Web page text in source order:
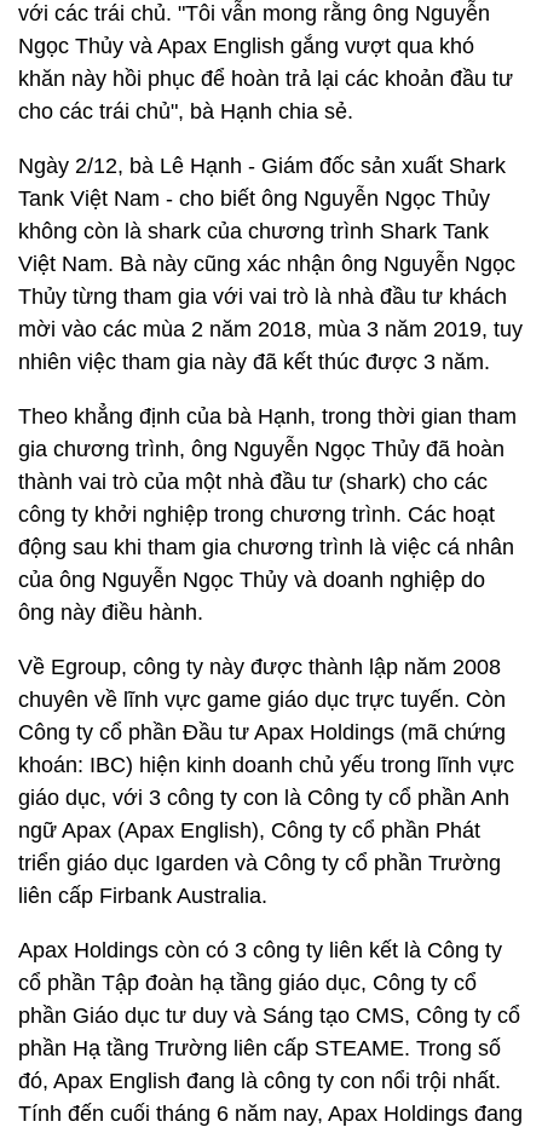
với các trái chủ. "Tôi vẫn mong rằng ông Nguyễn
Ngọc Thủy và Apax English gắng vượt qua khó
khăn này hồi phục để hoàn trả lại các khoản đầu tư
cho các trái chủ", bà Hạnh chia sẻ.
Ngày 2/12, bà Lê Hạnh - Giám đốc sản xuất Shark
Tank Việt Nam - cho biết ông Nguyễn Ngọc Thủy
không còn là shark của chương trình Shark Tank
Việt Nam. Bà này cũng xác nhận ông Nguyễn Ngọc
Thủy từng tham gia với vai trò là nhà đầu tư khách
mời vào các mùa 2 năm 2018, mùa 3 năm 2019, tuy
nhiên việc tham gia này đã kết thúc được 3 năm.
Theo khẳng định của bà Hạnh, trong thời gian tham
gia chương trình, ông Nguyễn Ngọc Thủy đã hoàn
thành vai trò của một nhà đầu tư (shark) cho các
công ty khởi nghiệp trong chương trình. Các hoạt
động sau khi tham gia chương trình là việc cá nhân
của ông Nguyễn Ngọc Thủy và doanh nghiệp do
ông này điều hành.
Về Egroup, công ty này được thành lập năm 2008
chuyên về lĩnh vực game giáo dục trực tuyến. Còn
Công ty cổ phần Đầu tư Apax Holdings (mã chứng
khoán: IBC) hiện kinh doanh chủ yếu trong lĩnh vực
giáo dục, với 3 công ty con là Công ty cổ phần Anh
ngữ Apax (Apax English), Công ty cổ phần Phát
triển giáo dục Igarden và Công ty cổ phần Trường
liên cấp Firbank Australia.
Apax Holdings còn có 3 công ty liên kết là Công ty
cổ phần Tập đoàn hạ tầng giáo dục, Công ty cổ
phần Giáo dục tư duy và Sáng tạo CMS, Công ty cổ
phần Hạ tầng Trường liên cấp STEAME. Trong số
đó, Apax English đang là công ty con nổi trội nhất.
Tính đến cuối tháng 6 năm nay, Apax Holdings đang